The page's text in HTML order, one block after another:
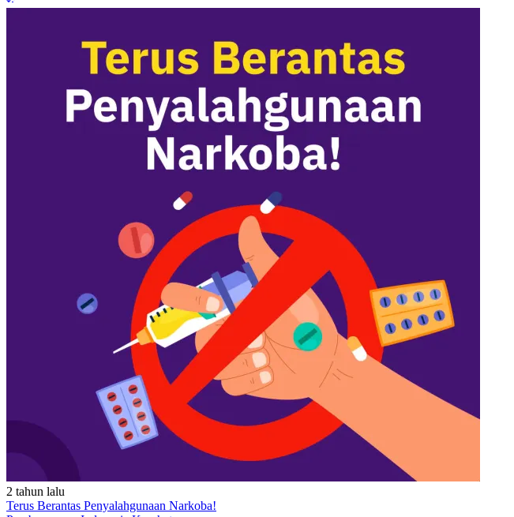
2 tahun lalu
Terus Berantas Penyalahgunaan Narkoba!